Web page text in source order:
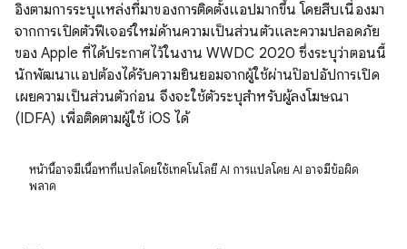
อิงตามการระบุแหล่งที่มาของการติดตั้งแอปมากขึ้น โดยสืบเนื่องมา
จากการเปิดตัวฟีเจอร์ใหม่ด้านความเป็นส่วนตัวและความปลอดภัย
ของ Apple ที่ได้ประกาศไว้ในงาน WWDC 2020 ซึ่งระบุว่าตอนนี้
นักพัฒนาแอปต้องได้รับความยินยอมจากผู้ใช้ผ่านป๊อปอัปการเปิด
เผยความเป็นส่วนตัวก่อน จึงจะใช้ตัวระบุสำหรับผู้ลงโฆษณา
(IDFA) เพื่อติดตามผู้ใช้ iOS ได้
หน้านี้อาจมีเนื้อหาที่แปลโดยใช้เทคโนโลยี AI การแปลโดย AI อาจมีข้อผิด
พลาด